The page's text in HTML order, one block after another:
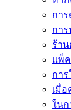
กา
กา
ร้า
แพ็
การ
เมื่
ในก